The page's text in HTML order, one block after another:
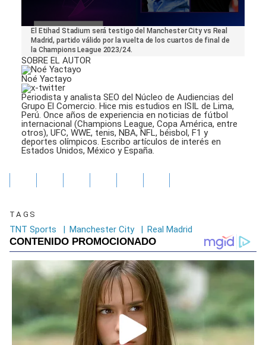
seconds
1
minute,
14
seconds
El Etihad Stadium será testigo del Manchester City vs Real
Madrid, partido válido por la vuelta de los cuartos de final de
la Champions League 2023/24.
SOBRE EL AUTOR
Noé Yactayo
Periodista y analista SEO del Núcleo de Audiencias del
Grupo El Comercio. Hice mis estudios en ISIL de Lima,
Perú. Once años de experiencia en noticias de fútbol
internacional (Champions League, Copa América, entre
otros), UFC, WWE, tenis, NBA, NFL, béisbol, F1 y
deportes olímpicos. Escribo artículos de interés en
Estados Unidos, México y España.
TAGS
TNT Sports | Manchester City | Real Madrid